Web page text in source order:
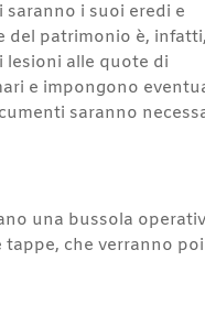
i suoi eredi e
del patrimonio è, infatti,
lesioni alle quote di
e impongono
saranno
una bussola
tappe, che verranno poi